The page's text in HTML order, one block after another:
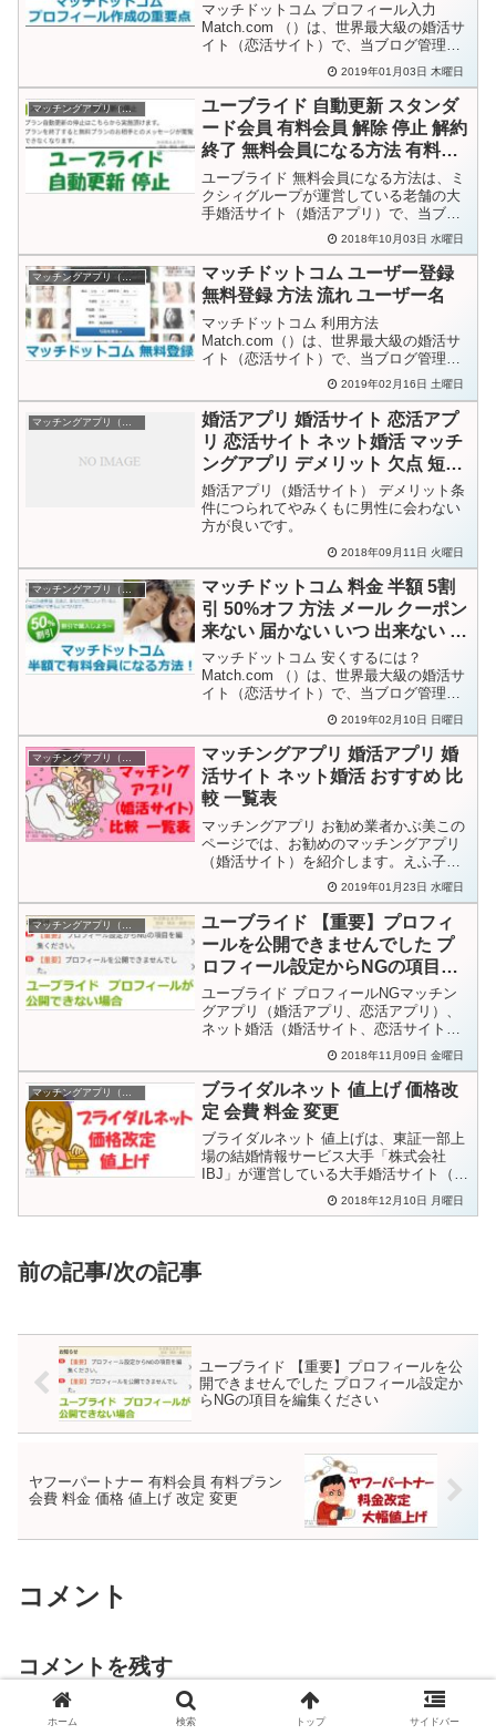
マッチドットコム プロフィール入力
Match.com （）は、世界最大級の婚活サ
イト（恋活サイト）で、当ブログ管理人
も利用中です。かぶ美の無料登録が完了
したら次はプロフィールの入力ですね。
えふ子はアメリカの企業が運営している
ので日本人には分...
2019年01月03日 木曜日
マッチングアプリ（婚活）
ユーブライド 自動更新 スタンダ
ード会員 有料会員 解除 停止 解約
終了 無料会員になる方法 有料か
ら無料
ユーブライド 無料会員になる方法は、ミ
クシィグループが運営している老舗の大
手婚活サイト（婚活アプリ）で、当ブロ
グ管理人も利用中です。こん太で活動し
たけど成果ゼロです。一旦、無料会員に
戻ろうかな。えふ子では、スタンダード
会員の自動更新の停止方...
2018年10月03日 水曜日
マッチドットコム ユーザー登録
無料登録 方法 流れ ユーザー名
マッチドットコム 利用方法
Match.com（）は、世界最大級の婚活サ
イト（恋活サイト）で、当ブログ管理人
も利用中です。かぶ美を利用するにはど
うすれば良いでしょうか？えふ子まずは
登録が必要ね。登録は無料なので勝手に
課金される心配は無いわ。へ...
2019年02月16日 土曜日
婚活アプリ 婚活サイト 恋活アプ
リ 恋活サイト ネット婚活 マッチ
ングアプリ デメリット 欠点 短所
効率悪い うまくいかない
婚活アプリ（婚活サイト） デメリット条
件につられてやみくもに男性に会わない
方が良いです。
2018年09月11日 火曜日
マッチングアプリ（婚活）
マッチドットコム 料金 半額 5割
引 50%オフ 方法 メール クーポン
来ない 届かない いつ 出来ない 期
限
マッチドットコム 安くするには？
Match.com （）は、世界最大級の婚活サ
イト（恋活サイト）で、当ブログ管理人
も利用中です。こん太の料金が安くなる
方法は無いスか？かつ夫50％割引メール
が届くのを待つ方法が有りますよ。50％
割引メールとは...
2019年02月10日 日曜日
マッチングアプリ 婚活アプリ 婚
活サイト ネット婚活 おすすめ 比
較 一覧表
マッチングアプリ お勧め業者かぶ美この
ページでは、お勧めのマッチングアプリ
（婚活サイト）を紹介します。えふ子大
半の業者は男女共に登録は一切無料なの
でまずは無料で使ってみてね。当ブログ
管理人は以下のマッチングアプリ（婚活
サイト）全て利用してい...
2019年01月23日 水曜日
ユーブライド 【重要】プロフィ
ールを公開できませんでした プ
ロフィール設定からNGの項目を
編集ください
ユーブライド プロフィールNGマッチン
グアプリ（婚活アプリ、恋活アプリ）、
ネット婚活（婚活サイト、恋活サイト）
の「」は、入力した内容に特に問題無く
てもプロフィールが公開出来ない場合が
有ります。こん太でプロフィールを入力
したら「プロフィールを...
2018年11月09日 金曜日
マッチングアプリ（婚活）
ブライダルネット 値上げ 価格改
定 会費 料金 変更
ブライダルネット 値上げは、東証一部上
場の結婚情報サービス大手「株式会社
IBJ」が運営している大手婚活サイト（婚
活アプリ）で、当ブログ管理人も利用中
です。かぶ美が2018年11月7日から料金
2018年12月10日 月曜日
前の記事/次の記事
ユーブライド 【重要】プロフィールを公
開できませんでした プロフィール設定か
らNGの項目を編集ください
ヤフーパートナー 有料会員 有料プラン
会費 料金 価格 値上げ 改定 変更
コメント
コメントを残す
ホーム 検索 トップ サイドバー